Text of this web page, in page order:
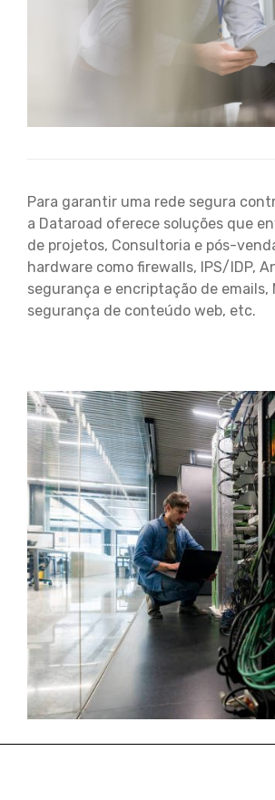
Para garantir uma rede segura
a Dataroad oferece soluções que
de projetos, Consultoria e pós-
hardware como firewalls, IPS/IDP,
segurança e encriptação de
segurança de conteúdo web, etc.